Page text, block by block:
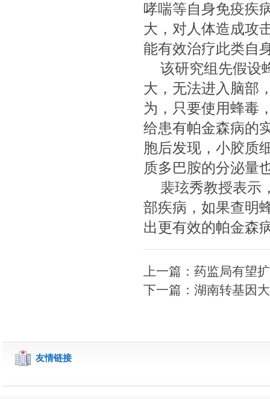
哮喘等自身免疫疾
大，对人体造成攻
能有效治疗此类自
该研究组先假设
大，无法进入脑部
为，只要使用蜂毒
给患有帕金森病的
胞后发现，小胶质
质多巴胺的分泌量
裴玹秀教授表示
部疾病，如果查明
出更有效的帕金森
上一篇：药监局有望
下一篇：湖南转基因
友情链接